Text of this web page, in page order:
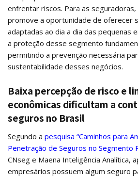
enfrentar riscos. Para as
promove a oportunidade de oferecer
adaptadas ao dia a dia das pequenas
a proteção desse segmento
permitindo a prevenção necessária
sustentabilidade desses negócios.
Baixa percepção de risco e
econômicas dificultam a
seguros no Brasil
Segundo a pesquisa “Caminhos para
Penetração de Seguros no Segmento
CNseg e Maena Inteligência Analítica,
empresários possuem algum seguro